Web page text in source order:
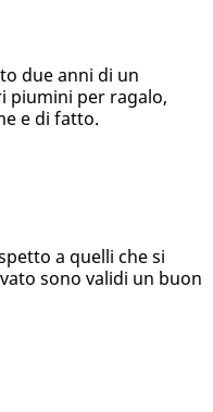
due anni di un
piumini per ragalo,
e di fatto.
a quelli che si
sono validi un buon